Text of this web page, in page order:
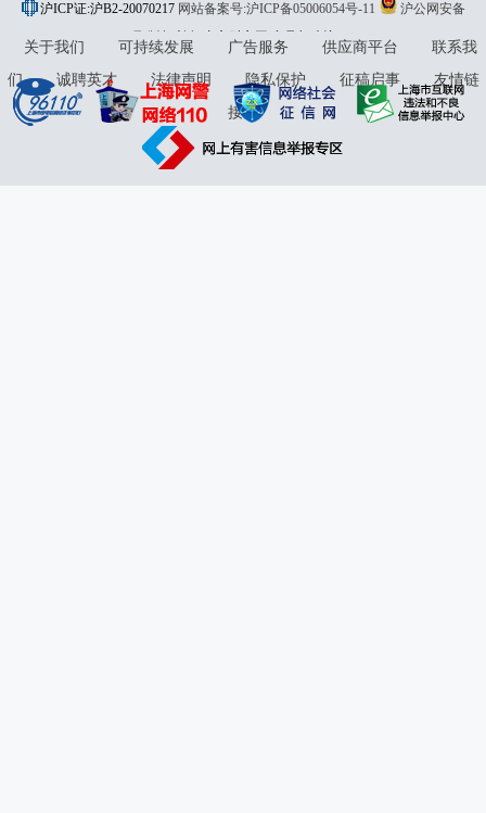
913101046312860336 违法和不良信息举报:021-61278686 举报邮箱：
jubao@eastmoney.com
沪ICP证:沪B2-20070217 网站备案号:沪ICP备05006054号-11
沪公网安备
31010402000120号版权所有:东方财富网意见与建议:4000300059/952500
关于我们 可持续发展 广告服务 供应商平台
联系我
们
诚聘英才 法律声明 隐私保护 征稿启事
友情链
接